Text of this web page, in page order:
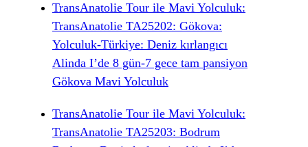
TransAnatolie Tour ile Mavi Yolculuk:
TransAnatolie TA25202: Gökova:
Yolculuk-Türkiye: Deniz kırlangıcı
Alinda I’de 8 gün-7 gece tam pansiyon
Gökova Mavi Yolculuk
TransAnatolie Tour ile Mavi Yolculuk:
TransAnatolie TA25203: Bodrum